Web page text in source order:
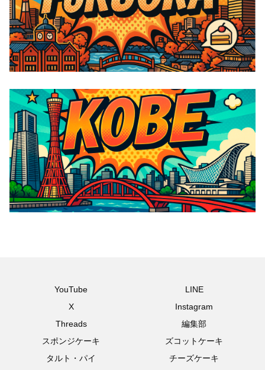
YouTube
LINE
X
Instagram
Threads
編集部
スポンジケーキ
ズコットケーキ
タルト・パイ
チーズケーキ